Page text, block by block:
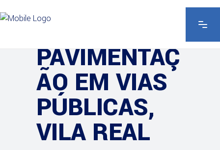
PAVIMENTAÇ
ÃO EM VIAS
PÚBLICAS,
VILA REAL